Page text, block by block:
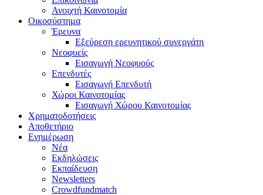
Ανοιχτή Καινοτομία
Οικοσύστημα
Έρευνα
Εξεύρεση ερευνητικού συνεργάτη
Νεοφυείς
Εισαγωγή Νεοφυούς
Επενδυτές
Εισαγωγή Επενδυτή
Χώροι Καινοτομίας
Εισαγωγή Χώρου Καινοτομίας
Χρηματοδοτήσεις
Αποθετήριο
Ενημέρωση
Νέα
Εκδηλώσεις
Εκπαίδευση
Newsletters
Crowdfundmatch